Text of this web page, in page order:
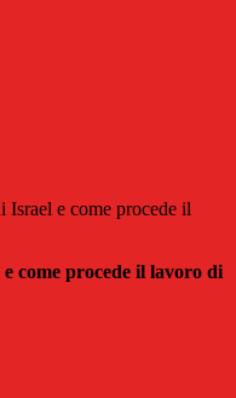
e come procede il
come procede il lavoro di